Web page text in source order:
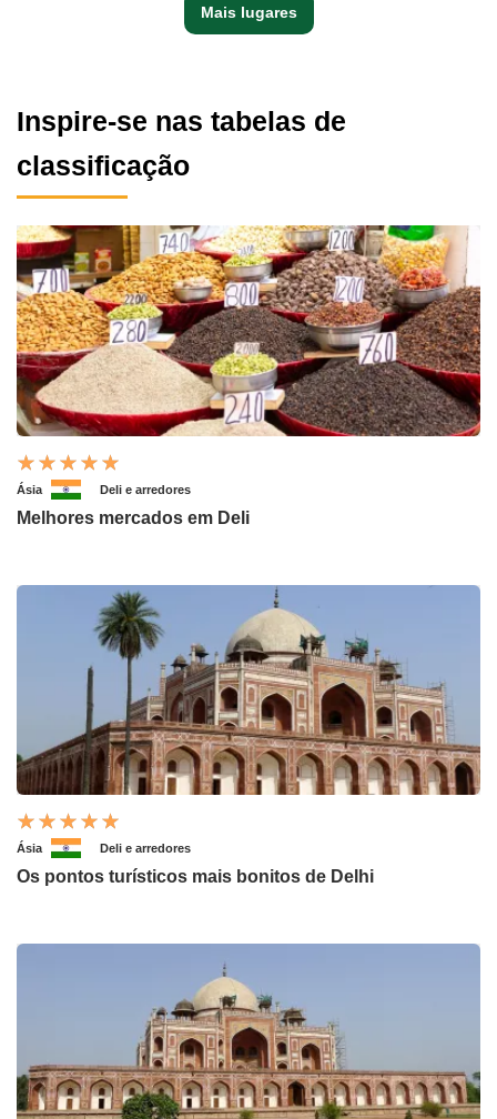
Mais lugares
Inspire-se nas tabelas de
classificação
Ásia Deli e arredores
Melhores mercados em Deli
Ásia Deli e arredores
Os pontos turísticos mais bonitos de Delhi